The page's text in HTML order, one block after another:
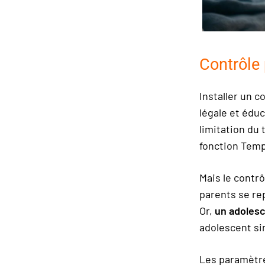
Installer un
légale et
limitation du
fonction
Mais le
parents se
Or, un
adolescent
Les